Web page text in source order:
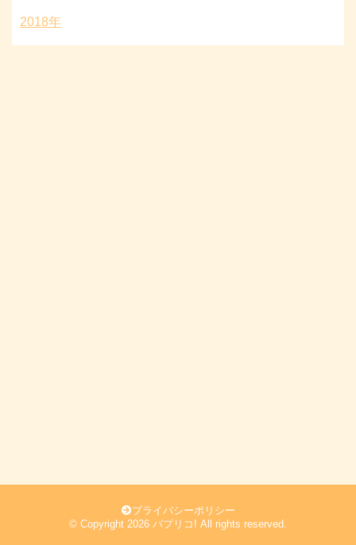
2018年
プライバシーポリシー
© Copyright 2026 パプリコ! All rights reserved.